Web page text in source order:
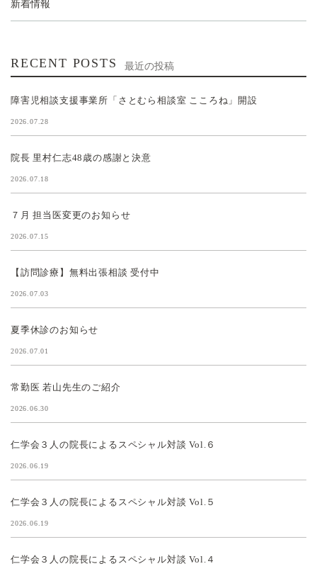
新着情報
RECENT POSTS 最近の投稿
障害児相談支援事業所「さとむら相談室 こころね」開設
2026.07.28
院長 里村仁志48歳の感謝と決意
2026.07.18
７月 担当医変更のお知らせ
2026.07.15
【訪問診療】無料出張相談 受付中
2026.07.03
夏季休診のお知らせ
2026.07.01
常勤医 若山先生のご紹介
2026.06.30
仁学会３人の院長によるスペシャル対談 Vol.６
2026.06.19
仁学会３人の院長によるスペシャル対談 Vol.５
2026.06.19
仁学会３人の院長によるスペシャル対談 Vol.４